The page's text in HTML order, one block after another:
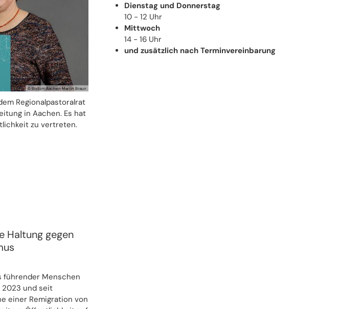
© Bistum Aachen Martin Braun
Regionalpastoralrat
in Aachen. Es hat
zu vertreten.
Haltung gegen
führender Menschen
2023 und seit
einer Remigration von
Dienstag und Donnerstag
10 - 12 Uhr
Mittwoch
14 - 16 Uhr
und zusätzlich nach Terminvereinbarung